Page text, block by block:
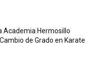
Academia Hermosillo
de Grado en Karate